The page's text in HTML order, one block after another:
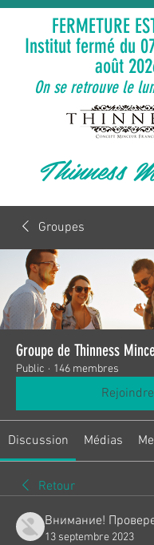
FERMETURE
Institut fermé du
août
On se retrouve le
Thinness
Groupes
Groupe de Thinness
Public · 146 membres
Rejoindre
Discussion Médias
Retour
Внимание!
13 septembre 2023